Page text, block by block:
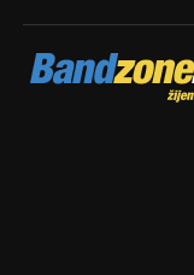
Bandzone.cz
žijeme hudbou